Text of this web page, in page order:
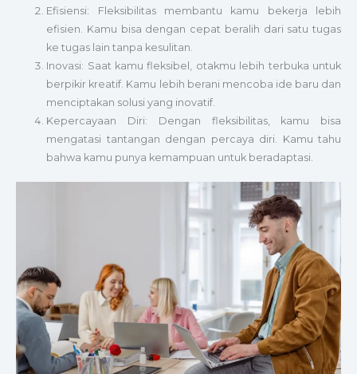
Efisiensi: Fleksibilitas membantu kamu bekerja lebih
efisien. Kamu bisa dengan cepat beralih dari satu tugas
ke tugas lain tanpa kesulitan.
Inovasi: Saat kamu fleksibel, otakmu lebih terbuka untuk
berpikir kreatif. Kamu lebih berani mencoba ide baru dan
menciptakan solusi yang inovatif.
Kepercayaan Diri: Dengan fleksibilitas, kamu bisa
mengatasi tantangan dengan percaya diri. Kamu tahu
bahwa kamu punya kemampuan untuk beradaptasi.